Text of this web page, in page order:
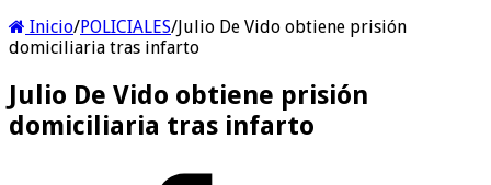
Inicio/POLICIALES/Julio De Vido obtiene prisión
domiciliaria tras infarto
Julio De Vido obtiene prisión
domiciliaria tras infarto